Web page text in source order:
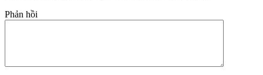
Phản hồi